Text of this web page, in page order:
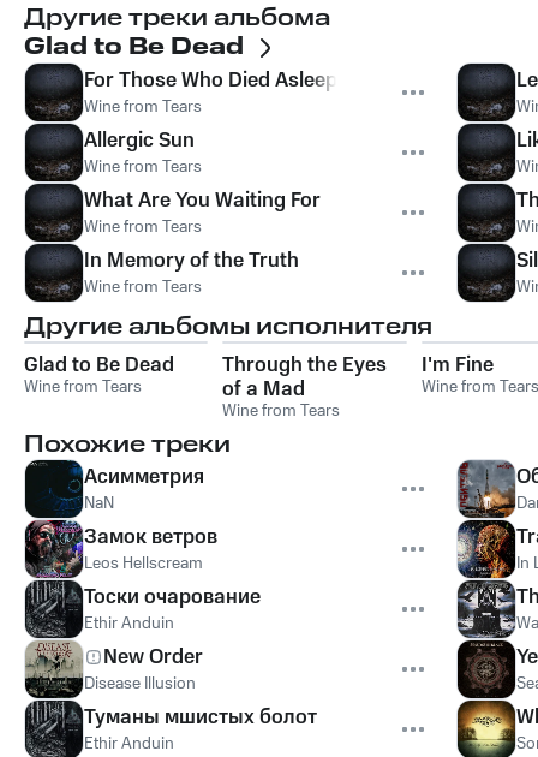
Другие треки альбома
Glad to Be Dead
For Those Who Died Asleep
Wine from Tears
Allergic Sun
Wine from Tears
What Are You Waiting For
Wine from Tears
In Memory of the Truth
Wine from Tears
Другие альбомы исполнителя
Glad to Be Dead
Wine from Tears
Through the Eyes
of a Mad
Wine from Tears
I'm Fine
Wine from Tears
Похожие треки
Асимметрия
NaN
Замок ветров
Leos Hellscream
Тоски очарование
Ethir Anduin
New Order
Disease Illusion
Туманы мшистых болот
Ethir Anduin
In